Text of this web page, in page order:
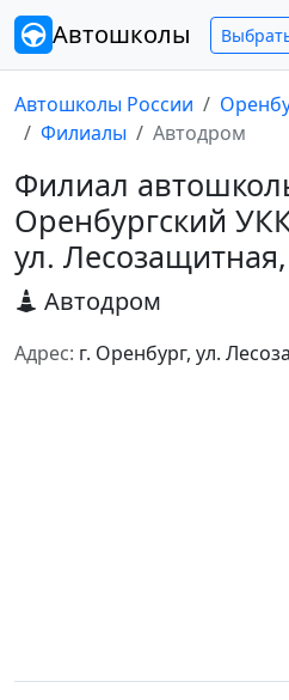
Автошколы
Автошколы России
Филиалы
Автодром
Филиал
Оренбургский
ул.
Автодром
Адрес: г. Оренбург, ул.